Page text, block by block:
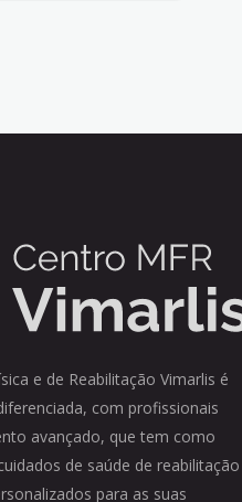
e de Reabilitação Vimarlis é
com profissionais
avançado, que tem como
de saúde de reabilitação
para as suas